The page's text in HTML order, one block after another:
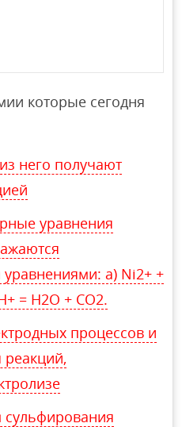
которые сегодня
него получают
уравнения
a) Ni2+ +
= H2O + CO2.
процессов и